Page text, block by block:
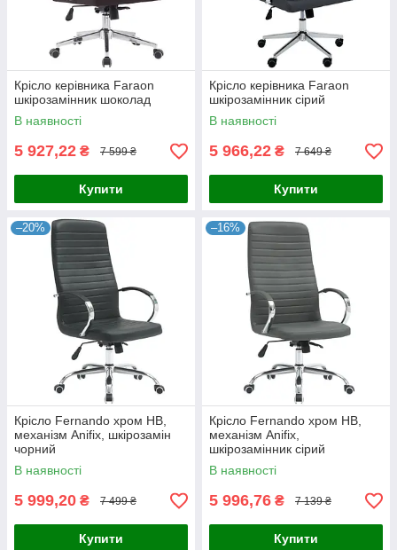
Крісло керівника Faraon
шкірозамінник шоколад
В наявності
5 927,22 ₴ 7 599 ₴
Купити
Крісло керівника Faraon
шкірозамінник сірий
В наявності
5 966,22 ₴ 7 649 ₴
Купити
–20%
Крісло Fernando хром НВ,
механізм Anifix, шкірозамін
чорний
В наявності
5 999,20 ₴ 7 499 ₴
Купити
–16%
Крісло Fernando хром НВ,
механізм Anifix,
шкірозамінник сірий
В наявності
5 996,76 ₴ 7 139 ₴
Купити